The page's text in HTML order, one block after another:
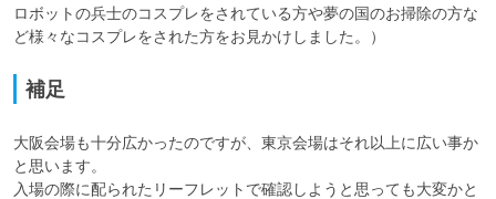
ロボットの兵士のコスプレをされている方や夢の国のお掃除の方な
補足
大阪会場も十分広かったのですが、東京会場はそれ以上に広い事か
と思います。
入場の際に配られたリーフレットで確認しようと思っても大変かと